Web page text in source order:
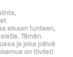
aikaan tunteen,
Tämän
ja joka päivä
on tiiviisti